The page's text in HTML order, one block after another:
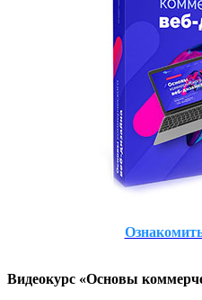
Видеокурс «Основы